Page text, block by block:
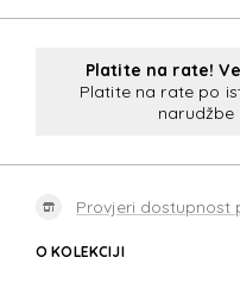
Platite na rate!
Platite na rate po
narudžbe
Provjeri dostupnost
O KOLEKCIJI